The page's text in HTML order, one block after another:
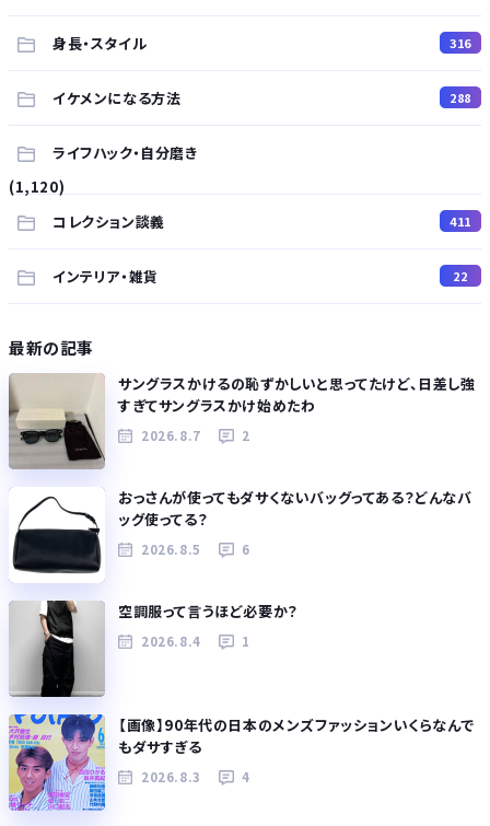
身長・スタイル 316
イケメンになる方法 288
ライフハック・自分磨き
(1,120)
コレクション談義
411
インテリア・雑貨 22
最新の記事
サングラスかけるの恥ずかしいと思ってたけど、日差し強
すぎてサングラスかけ始めたわ
2026.8.7 2
おっさんが使ってもダサくないバッグってある？どんなバ
ッグ使ってる？
2026.8.5 6
空調服って言うほど必要か？
2026.8.4 1
【画像】90年代の日本のメンズファッションいくらなんで
もダサすぎる
2026.8.3 4